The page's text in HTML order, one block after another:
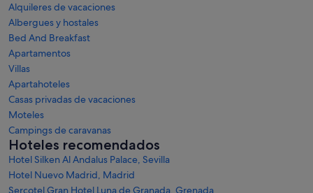
Alquileres de vacaciones
Albergues y hostales
Bed And Breakfast
Apartamentos
Villas
Apartahoteles
Casas privadas de vacaciones
Moteles
Campings de caravanas
Hoteles recomendados
Hotel Silken Al Andalus Palace, Sevilla
Hotel Nuevo Madrid, Madrid
Sercotel Gran Hotel Luna de Granada, Grenada